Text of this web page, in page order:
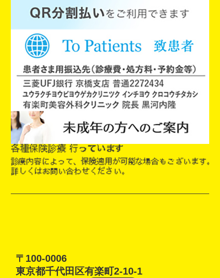
〒100-0006
東京都千代田区有楽町2-10-1